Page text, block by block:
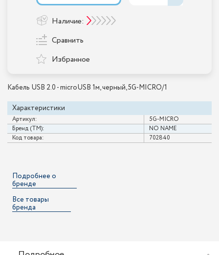
Кабель USB 2.0 - microUSB 1м, черный, 5G-MICRO/1
Характеристики
Артикул:
5G-MICRO
Бренд (ТМ):
NO NAME
Код товара:
702840
Наличие:
Сравнить
Избранное
Подробнее о
бренде
Все товары
бренда